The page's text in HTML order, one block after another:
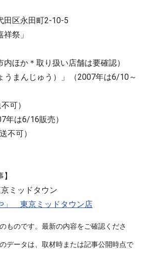
田区永田町2-10-5
祭」
内ほか＊取り扱い店舗は要確認）
うまんじゅう）」（2007年は6/10～
可）
年は6/16販売）
不可）
ミッドタウン
」 東京ミッドタウン店
ものです。最新の内容をご確認くださ
データは、取材時または記事公開時点で